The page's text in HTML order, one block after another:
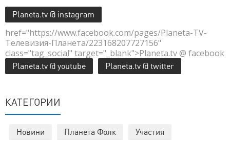
Planeta.tv @ instagram
href="https://www.facebook.com/pages/Planeta-TV-
Телевизия-Планета/223168207727156"
class="tag_social" target="_blank">Planeta.tv @ facebook
Planeta.tv @ youtube Planeta.tv @ twitter
КАТЕГОРИИ
Новини Планета Фолк
Участия